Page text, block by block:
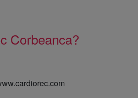
Corbeanca?